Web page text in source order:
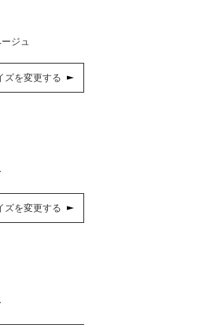
ジュ
ズを変更する
ズを変更する